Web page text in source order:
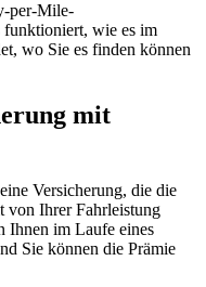
per-Mile-
funktioniert, wie es im
wo Sie es finden können
mit
Versicherung, die die
von Ihrer Fahrleistung
Ihnen im Laufe eines
Sie können die Prämie